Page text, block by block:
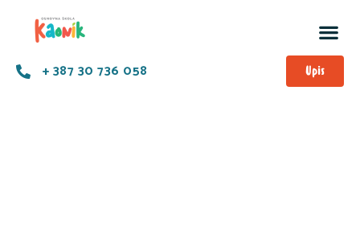
+ 387 30 736 058 Upis